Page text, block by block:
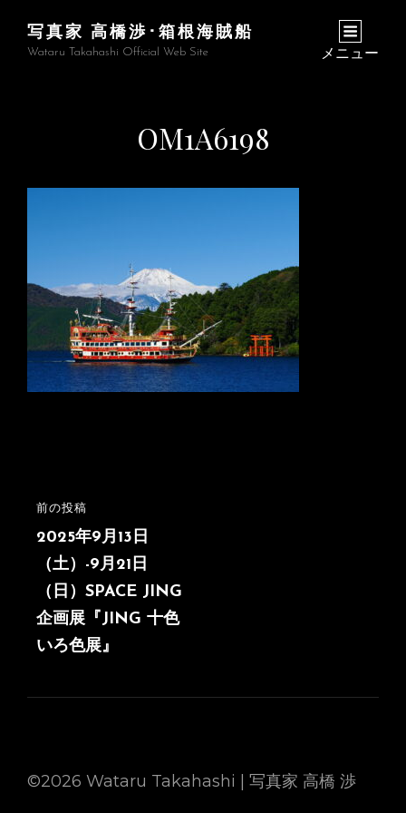
写真家 高橋渉･箱根海賊船
Wataru Takahashi Official Web Site メニュー
OM1A6198
投
稿
ナ
ビ
ゲ
シ
前
の
投
稿
前の投稿
2025年9月13日
（土）-9月21日
（日）SPACE JING
企画展『JING 十色
いろ色展』
©2026 Wataru Takahashi | 写真家 高橋 渉